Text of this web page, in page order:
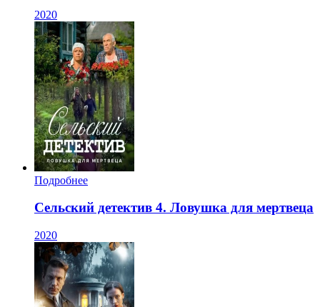
2020
Подробнее
Сельский детектив 4. Ловушка для мертвеца
2020